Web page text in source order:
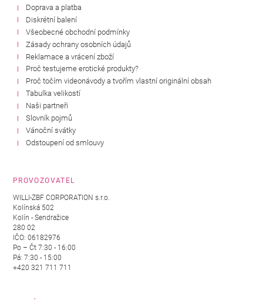
Doprava a platba
Diskrétní balení
Všeobecné obchodní podmínky
Zásady ochrany osobních údajů
Reklamace a vrácení zboží
Proč testujeme erotické produkty?
Proč točím videonávody a tvořím vlastní originální obsah
Tabulka velikostí
Naši partneři
Slovník pojmů
Vánoční svátky
Odstoupení od smlouvy
PROVOZOVATEL
WILLI-ZBF CORPORATION s.r.o.
Kolínská 502
Kolín - Sendražice
280 02
IČO: 06182976
Po – Čt 7:30 - 16:00
Pá: 7:30 - 15:00
+420 321 711 711